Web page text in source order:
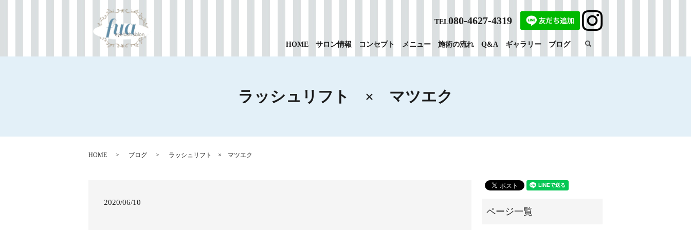
HOME サロン情報 コンセプト メニュー 施術の流れ Q&A ギャラリー ブログ search
TEL080-4627-4319
ラッシュリフト × マツエク
HOME ブログ ラッシュリフト × マツエク
2020/06/10